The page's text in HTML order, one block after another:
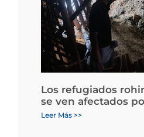
Los refugiados
se ven afectados
Leer Más >>